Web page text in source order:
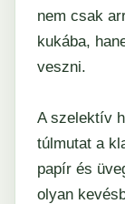
nem csak
kukába,
veszni.
A szelektív
túlmutat a
papír és
olyan